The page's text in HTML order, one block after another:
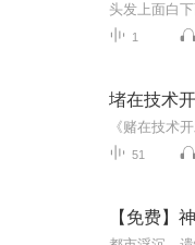
1
堵在技术
51
【免费】